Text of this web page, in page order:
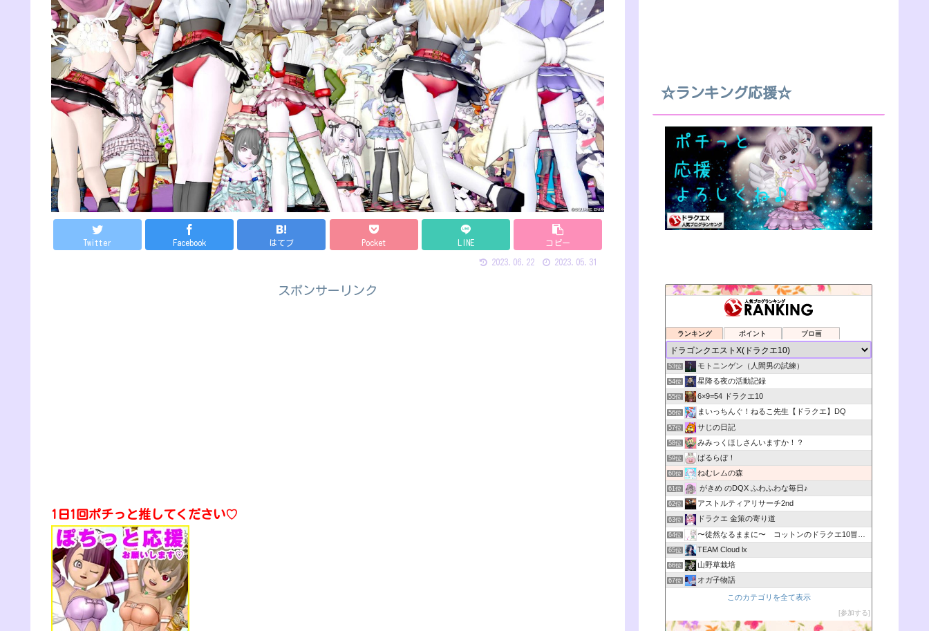
Twitter Facebook はてブ Pocket LINE コピー
2023.06.22 2023.05.31
スポンサーリンク
1日1回ポチっと推してください♡
☆ランキング応援☆
ランキング ポイント ブロ画
53位 モトニンゲン（人間男の試練）
54位 星降る夜の活動記録
55位 6×9=54 ドラクエ10
56位 まいっちんぐ！ねるこ先生【ドラクエ】DQ
57位 サじの日記
58位 みみっくほしさんいますか！？
59位 ばるらぼ！
60位 ねむレムの森
61位 がきめ のDQX ふわふわな毎日♪
62位 アストルティアリサーチ2nd
63位 ドラクエ 金策の寄り道
64位 〜徒然なるままに〜 コットンのドラクエ10冒険日記
65位 TEAM Cloud lx
66位 山野草栽培
67位 オガ子物語
このカテゴリを全て表示
参加する